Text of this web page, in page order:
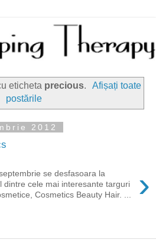
eticheta precious.
Afișați toate
postările
2012
›
se desfasoara la
dintre cele mai interesante targuri
Cosmetics Beauty Hair. ...